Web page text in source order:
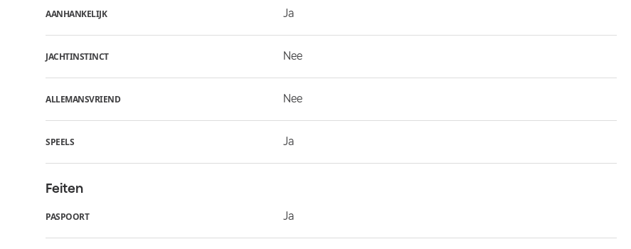
AANHANKELIJK Ja
JACHTINSTINCT Nee
ALLEMANSVRIEND Nee
SPEELS Ja
Feiten
PASPOORT Ja